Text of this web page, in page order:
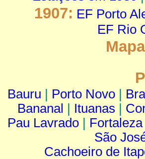
1907: EF Porto
EF Rio
Bauru | Porto Novo |
Bananal | Ituanas |
Pau Lavrado| Fortaleza
São
Cachoeiro de